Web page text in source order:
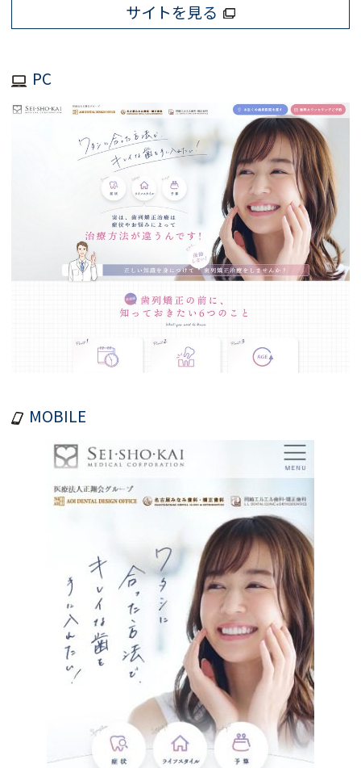
サイトを見る
PC
MOBILE